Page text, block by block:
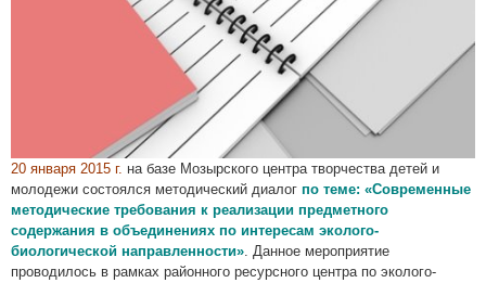
20 января 2015 г. на базе Мозырского центра творчества детей и
молодежи состоялся методический диалог по теме: «Современные
методические требования к реализации предметного
содержания в объединениях по интересам эколого-
биологической направленности». Данное мероприятие
проводилось в рамках районного ресурсного центра по эколого-